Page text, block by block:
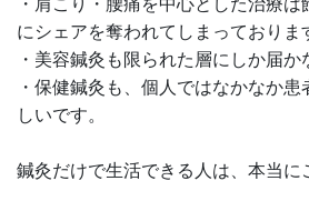
・肩こり・腰痛を中心とした治療
にシェアを奪われてしまっておりま
・美容鍼灸も限られた層にしか届か
・保健鍼灸も、個人ではなかなか
しいです。
鍼灸だけで生活できる人は、本当に